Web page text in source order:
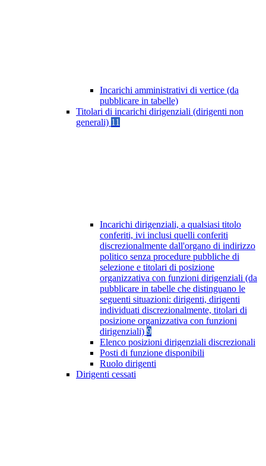
Incarichi amministrativi di vertice (da
pubblicare in tabelle)
Titolari di incarichi dirigenziali (dirigenti non
generali) 11
Incarichi dirigenziali, a qualsiasi titolo
conferiti, ivi inclusi quelli conferiti
discrezionalmente dall'organo di indirizzo
politico senza procedure pubbliche di
selezione e titolari di posizione
organizzativa con funzioni dirigenziali (da
pubblicare in tabelle che distinguano le
seguenti situazioni: dirigenti, dirigenti
individuati discrezionalmente, titolari di
posizione organizzativa con funzioni
dirigenziali) 9
Elenco posizioni dirigenziali discrezionali
Posti di funzione disponibili
Ruolo dirigenti
Dirigenti cessati